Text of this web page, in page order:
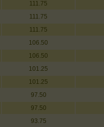
111.75
111.75
111.75
106.50
106.50
101.25
101.25
97.50
97.50
93.75